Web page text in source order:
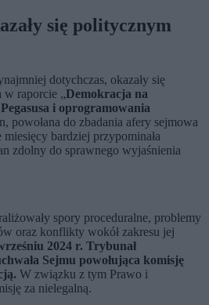
się politycznym
dotychczas, okazały się
w raporcie „Demokracja na
i oprogramowania
powołana do zbadania afery sejmowa
bardziej przypominała
zdolny do sprawnego wyjaśnienia
spory proceduralne, problemy
oraz konflikty wokół zakresu jej
2024 r. Trybunał
Sejmu powołująca komisję
W związku z tym Prawo i
za nielegalną.